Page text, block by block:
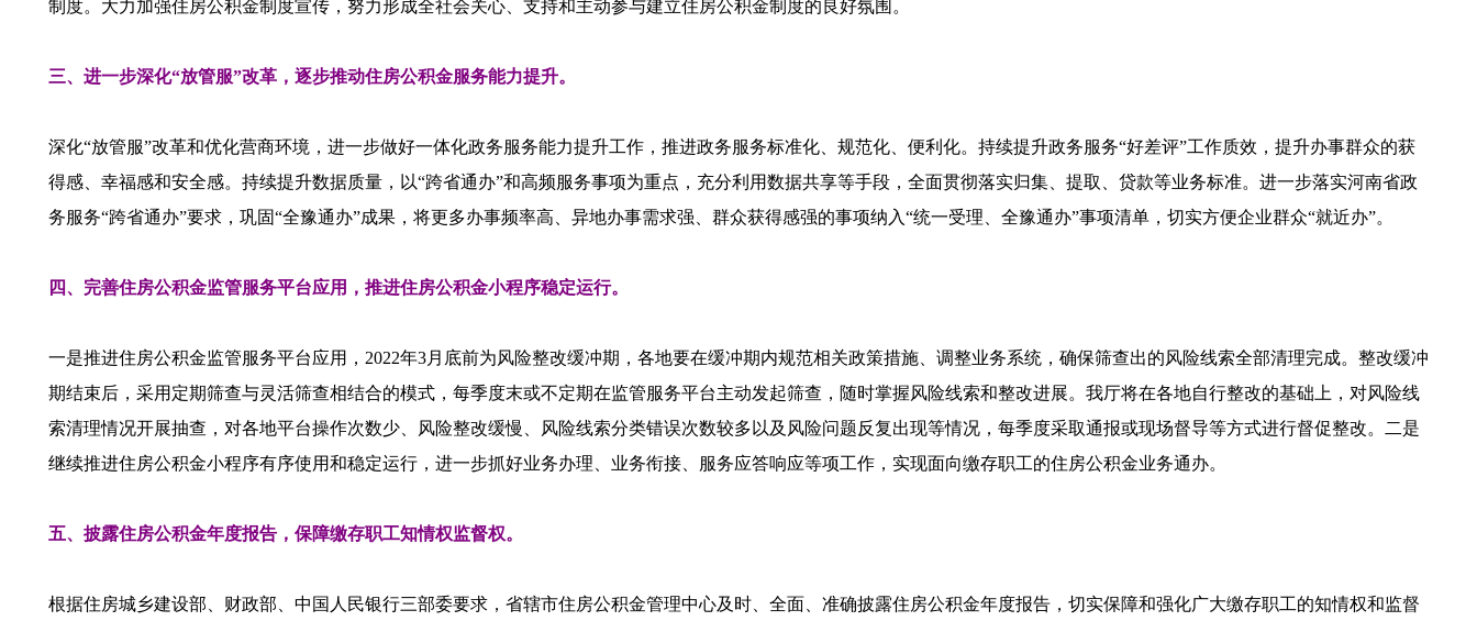
制度。大力加强住房公积金制度宣传，努力形成全社会关心、支持和主动参与建立住房公积金制度的良好氛围。
三、进一步深化“放管服”改革，逐步推动住房公积金服务能力提升。
深化“放管服”改革和优化营商环境，进一步做好一体化政务服务能力提升工作，推进政务服务标准化、规范化、便利化。持续提升政务服务“好差评”工作质效，提升办事群众的获
得感、幸福感和安全感。持续提升数据质量，以“跨省通办”和高频服务事项为重点，充分利用数据共享等手段，全面贯彻落实归集、提取、贷款等业务标准。进一步落实河南省政
务服务“跨省通办”要求，巩固“全豫通办”成果，将更多办事频率高、异地办事需求强、群众获得感强的事项纳入“统一受理、全豫通办”事项清单，切实方便企业群众“就近办”。
四、完善住房公积金监管服务平台应用，推进住房公积金小程序稳定运行。
一是推进住房公积金监管服务平台应用，2022年3月底前为风险整改缓冲期，各地要在缓冲期内规范相关政策措施、调整业务系统，确保筛查出的风险线索全部清理完成。整改缓冲
期结束后，采用定期筛查与灵活筛查相结合的模式，每季度末或不定期在监管服务平台主动发起筛查，随时掌握风险线索和整改进展。我厅将在各地自行整改的基础上，对风险线
索清理情况开展抽查，对各地平台操作次数少、风险整改缓慢、风险线索分类错误次数较多以及风险问题反复出现等情况，每季度采取通报或现场督导等方式进行督促整改。二是
继续推进住房公积金小程序有序使用和稳定运行，进一步抓好业务办理、业务衔接、服务应答响应等项工作，实现面向缴存职工的住房公积金业务通办。
五、披露住房公积金年度报告，保障缴存职工知情权监督权。
根据住房城乡建设部、财政部、中国人民银行三部委要求，省辖市住房公积金管理中心及时、全面、准确披露住房公积金年度报告，切实保障和强化广大缴存职工的知情权和监督